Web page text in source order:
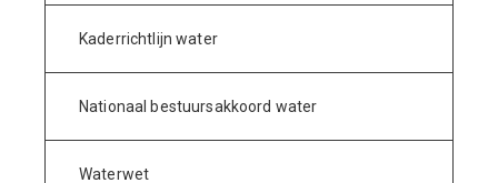
Kaderrichtlijn water
Nationaal bestuursakkoord water
Waterwet